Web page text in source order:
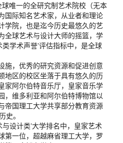
唯一的全研究制艺术院校（无本
国际知名艺术家，从业者和理论
学院，也是迄今历史最悠久的艺
全球艺术与设计大师的摇篮，学
学术声誉’评估指标中，是全球
，优秀的研究资源和促进创意
地区的校区坐落于具有悠久的历
家阿尔伯特音乐厅，皇家音乐学
，维多利亚和阿尔伯特博物馆以
帝国理工大学共享部分教育资源
史。
设计类’大学排名中，皇家艺术
第一位，超越麻省理工大学，罗